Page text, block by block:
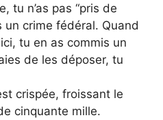
tu n’as pas “pris de
un crime fédéral. Quand
tu en as commis un
de les déposer, tu
crispée, froissant le
cinquante mille.